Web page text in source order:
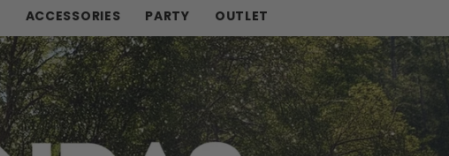
ACCESSORIES PARTY OUTLET